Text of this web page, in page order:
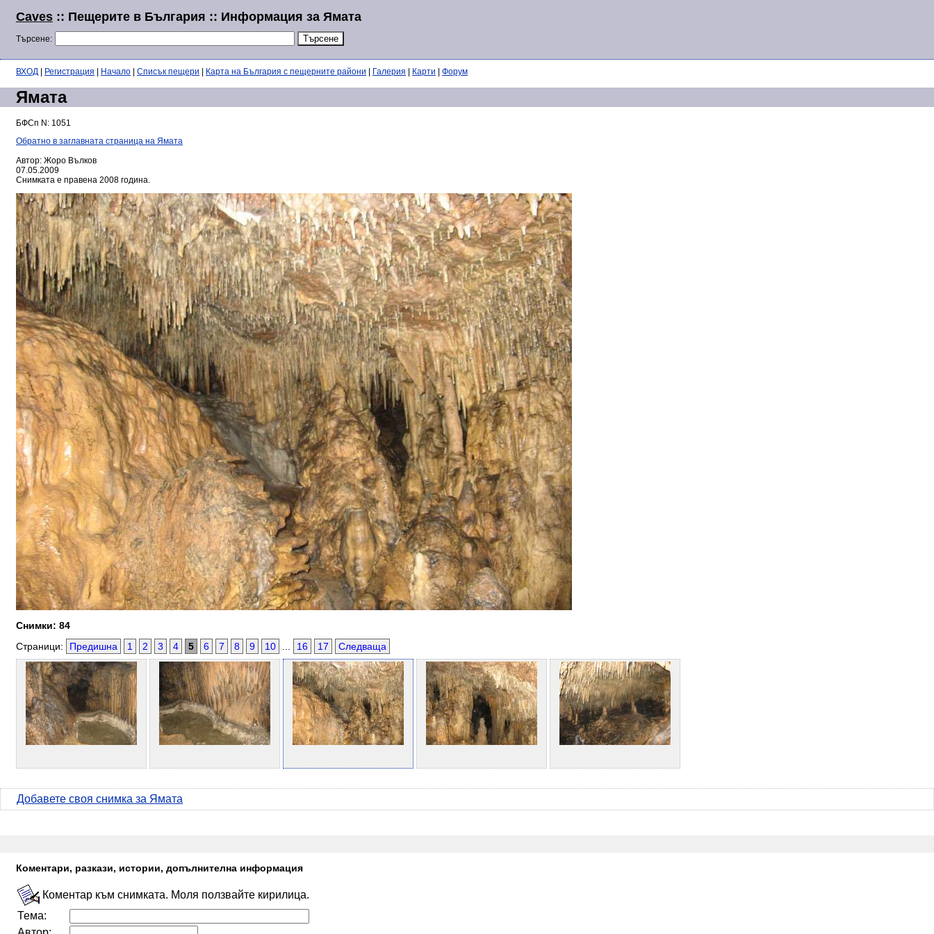
Caves :: Пещерите в България :: Информация за Ямата
Търсене:
ВХОД Регистрация Начало Списък пещери Карта на България с пещерните райони Галерия Карти Форум
Ямата
БФСп N: 1051
Обратно в заглавната страница на Ямата
Автор: Жоро Вълков
07.05.2009
Снимката е правена 2008 година.
Снимки: 84
Страници:
Предишна 1 2 3 4 5 6 7 8 9 10 16 17 Следваща
Добавете своя снимка за Ямата
Коментари, разкази, истории, допълнителна информация
Коментар към снимката. Моля ползвайте кирилица.
Тема: